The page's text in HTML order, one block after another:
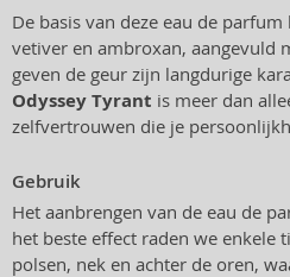
De basis van deze eau de
vetiver en ambroxan, aangevuld
geven de geur zijn langdurige
Odyssey Tyrant is meer dan
zelfvertrouwen die je
Gebruik
Het aanbrengen van de eau de
het beste effect raden we enkele
polsen, nek en achter de oren,